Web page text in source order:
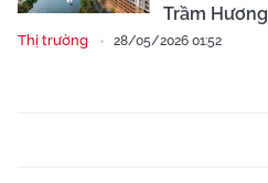
Trầm Hương
Thị trường 28/05/2026 01:52